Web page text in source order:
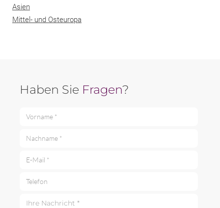
Asien
Mittel- und Osteuropa
Haben Sie Fragen?